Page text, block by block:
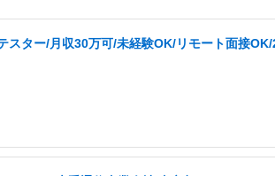
スター/月収30万可/未経験OK/リモート面接